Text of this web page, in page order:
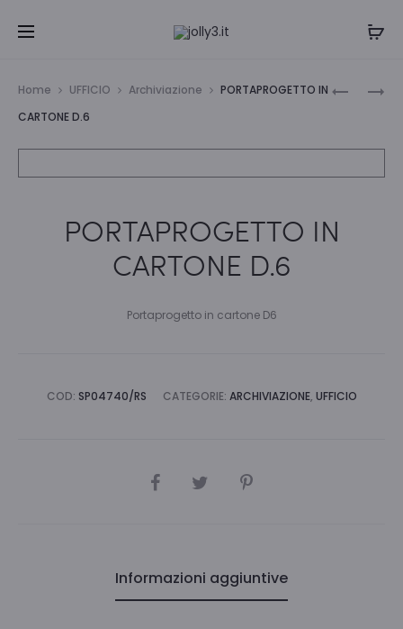
i
D.6
D.8
Home UFFICIO Archiviazione
PORTAPROGETTO IN
CARTONE D.6
PORTAPROGETTO IN
CARTONE D.6
Portaprogetto in cartone D6
COD: SP04740/RS CATEGORIE: ARCHIVIAZIONE, UFFICIO
CONDIVIDI
Informazioni aggiuntive